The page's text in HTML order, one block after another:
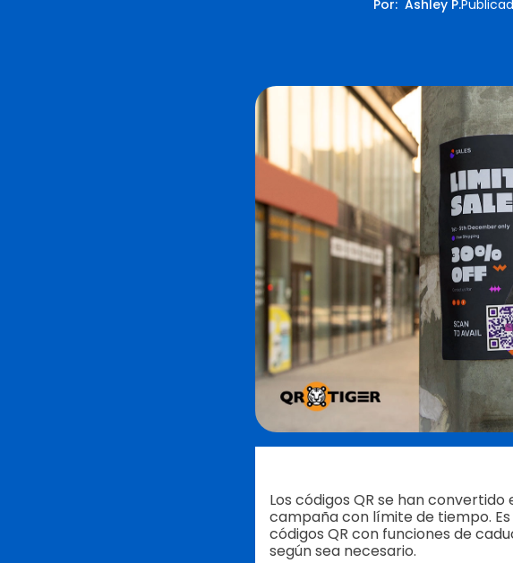
Por: Ashley P.
Los códigos QR se han
campaña con límite de tiempo.
códigos QR con funciones de
según sea necesario.